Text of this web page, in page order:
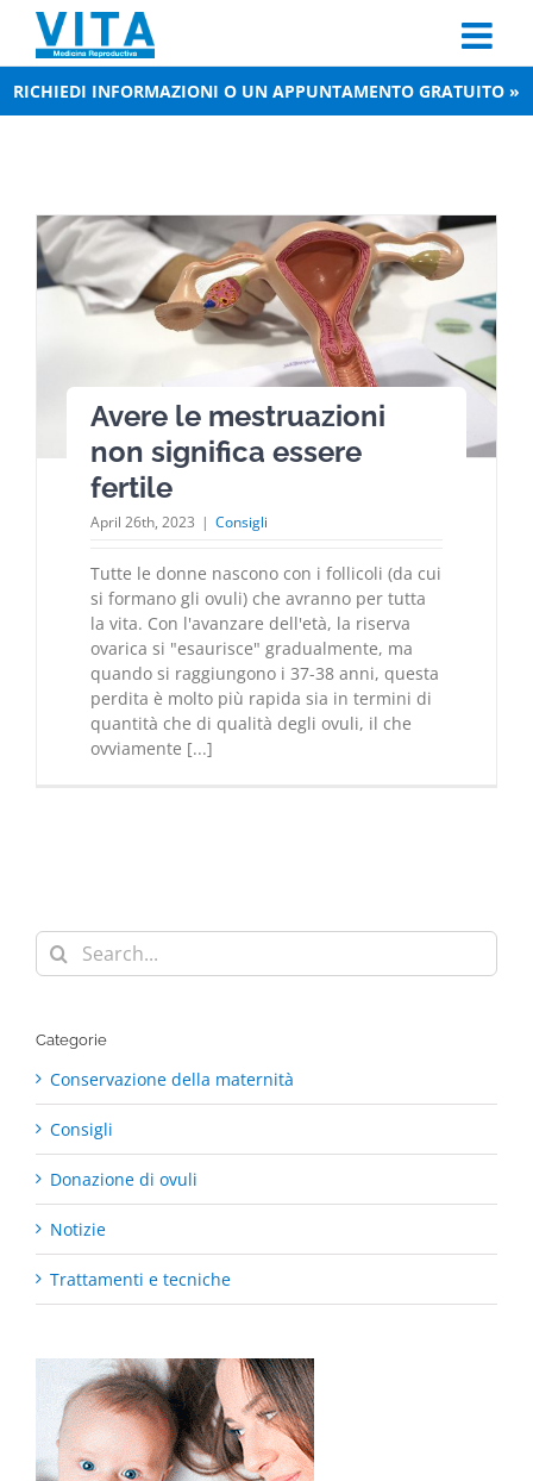
content
RICHIEDI INFORMAZIONI O UN APPUNTAMENTO GRATUITO »
Avere le mestruazioni
non significa essere
fertile
April 26th, 2023 | Consigli
Tutte le donne nascono con i follicoli (da cui
si formano gli ovuli) che avranno per tutta
la vita. Con l'avanzare dell'età, la riserva
ovarica si "esaurisce" gradualmente, ma
quando si raggiungono i 37-38 anni, questa
perdita è molto più rapida sia in termini di
quantità che di qualità degli ovuli, il che
ovviamente [...]
Search
for:
Categorie
Conservazione della maternità
Consigli
Donazione di ovuli
Notizie
Trattamenti e tecniche